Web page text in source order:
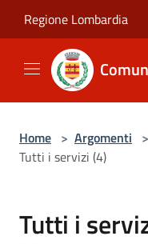
Regione Lombardia
Home > Argomenti >
Tutti i servizi (4)
Tutti i